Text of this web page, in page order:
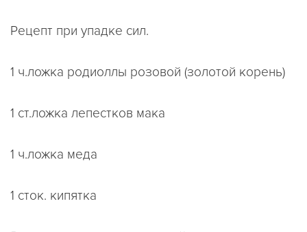
Рецепт при упадке сил.
1 ч.ложка родиоллы розовой (золотой корень)
1 ст.ложка лепестков мака
1 ч.ложка меда
1 сток. кипятка